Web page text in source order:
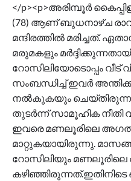
</p><p>അരിമ്പൂർ
(78) ആണ് ബുധനാഴ്ച
മന്ദിരത്തിൽ മരിച്ചത്.
മരുമകളും
റോസിലിയോടൊപ്പം വീട്
സംബന്ധിച്ച് ഇവർ
നൽകുകയും ചെയ്തിരുന്നു.
തുടർന്ന് സാമൂഹിക
ഇവരെ മണലൂരിലെ അഗതി
മാറ്റുകയായിരുന്നു.
റോസിലിയും മണലൂരിലെ